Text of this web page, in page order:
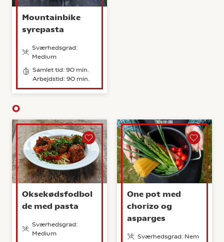
Mountainbike
syrepasta
Sværhedsgrad:
Medium
Samlet tid: 90 min.
Arbejdstid: 90 min.
O
Oksekødsfodbol
de med pasta
Sværhedsgrad:
Medium
One pot med
chorizo og
asparges
Sværhedsgrad: Nem